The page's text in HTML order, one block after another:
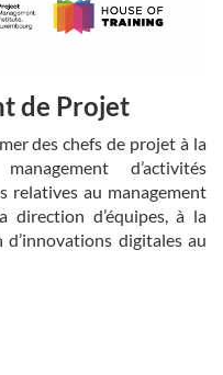
de Projet
des chefs de projet à la
d’activités
relatives au management
direction d’équipes, à la
digitales au